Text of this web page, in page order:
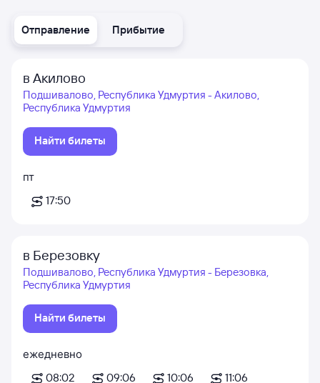
Отправление Прибытие
в Акилово
Подшивалово, Республика Удмуртия - Акилово,
Республика Удмуртия
Найти билеты
пт
17:50
в Березовку
Подшивалово, Республика Удмуртия - Березовка,
Республика Удмуртия
Найти билеты
ежедневно
08:02
09:06 10:06
11:06